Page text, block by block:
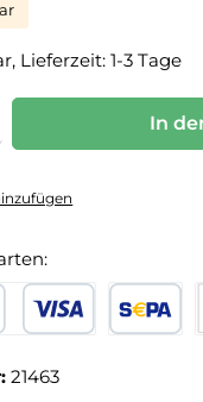
Lieferzeit: 1-3 Tage
den gewünschten
In
21463